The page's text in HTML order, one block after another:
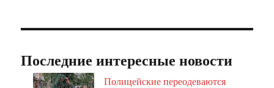
Последние интересные новости
Полицейские переодеваются